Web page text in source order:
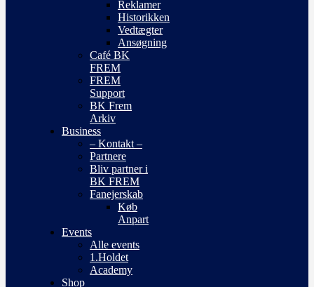
Reklamer
Historikken
Vedtægter
Ansøgning
Café BK
FREM
FREM
Support
BK Frem
Arkiv
Business
– Kontakt –
Partnere
Bliv partner i
BK FREM
Fanejerskab
Køb
Anpart
Events
Alle events
1.Holdet
Academy
Shop